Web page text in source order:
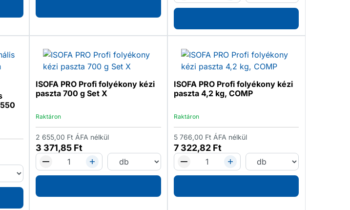
ISOFA PRO Profi folyékony kézi
paszta 700 g Set X
Raktáron
3 371,85 Ft
2 655,00 Ft ÁFA nélkül
ISOFA PRO Profi folyékony kézi
paszta 4,2 kg, COMP
Raktáron
7 322,82 Ft
5 766,00 Ft ÁFA nélkül